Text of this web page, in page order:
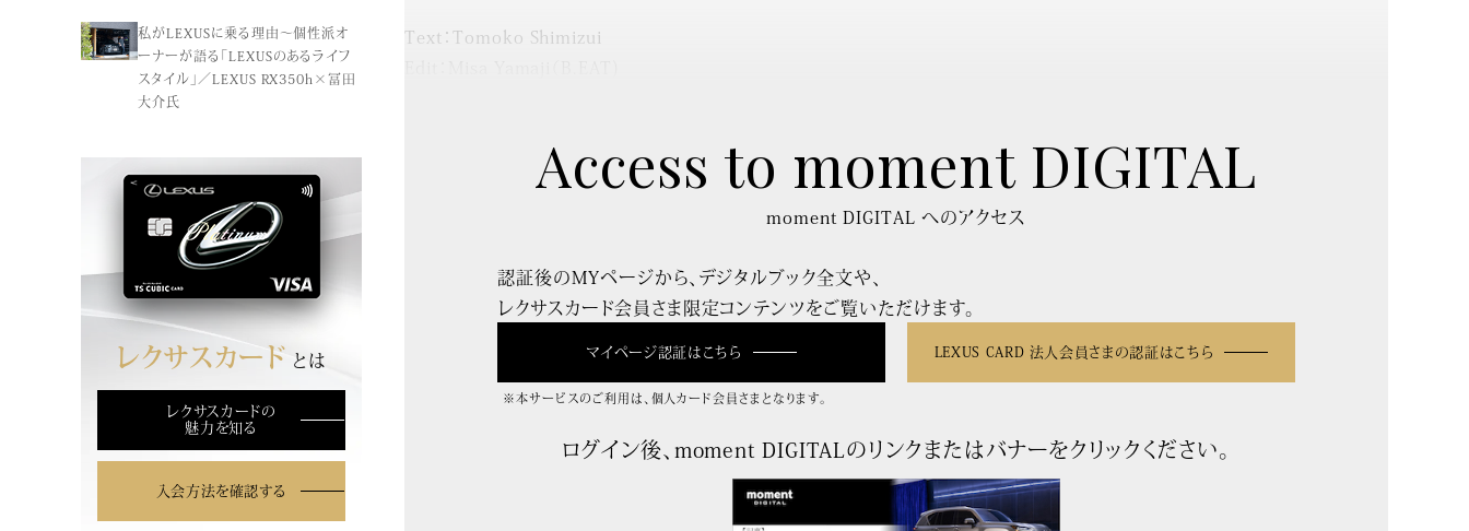
私がLEXUSに乗る理由〜個性派オ
ーナーが語る「LEXUSのあるライフ
スタイル」／LEXUS RX350h×冨田
大介氏
レクサスカード とは
レクサスカードの
魅力を知る
入会方法を確認する
Text：Tomoko Shimizui
Access to moment DIGITAL
moment DIGITAL へのアクセス
認証後のMYページから、デジタルブック全文や、
レクサスカード会員さま限定コンテンツをご覧いただけます。
マイページ認証はこちら
※本サービスのご利用は、個人カード会員さまとなります。
LEXUS CARD 法人会員さまの認証はこちら
ログイン後、moment DIGITALのリンクまたはバナーをクリックください。